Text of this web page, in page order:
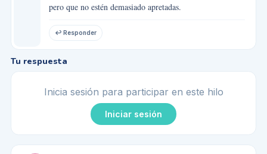
pero que no estén demasiado apretadas.
↩ Responder
Tu respuesta
Inicia sesión para participar en este hilo
Iniciar sesión